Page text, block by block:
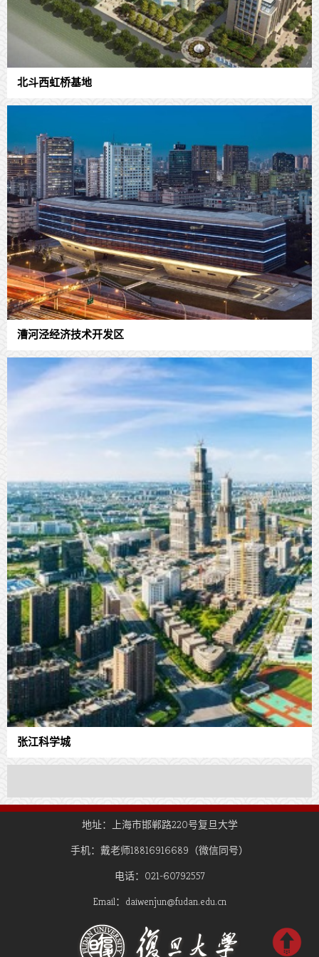
北斗西虹桥基地
漕河泾经济技术开发区
张江科学城
地址：上海市邯郸路220号复旦大学
手机：戴老师18816916689（微信同号）
电话：021-60792557
Email：daiwenjun@fudan.edu.cn